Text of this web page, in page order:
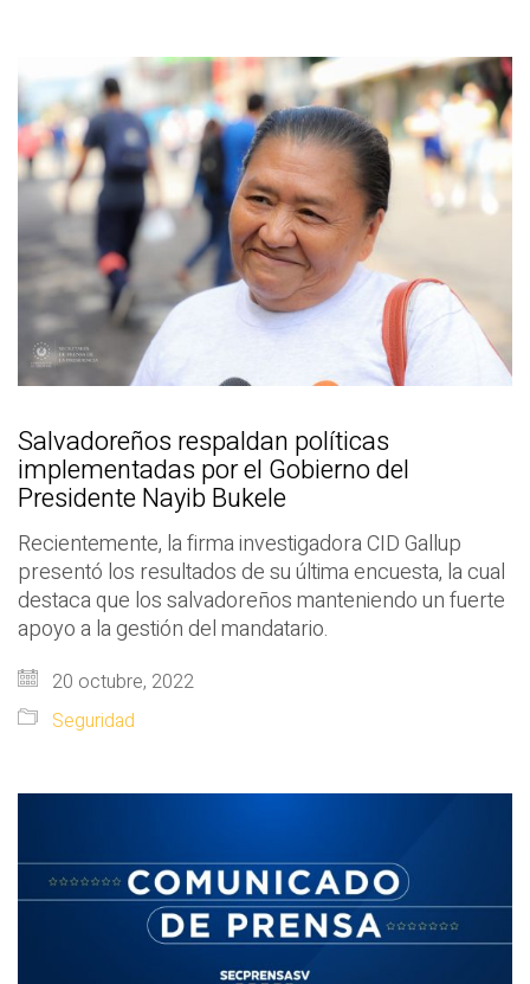
Salvadoreños respaldan políticas
implementadas por el Gobierno del
Presidente Nayib Bukele
Recientemente, la firma investigadora CID Gallup
presentó los resultados de su última encuesta, la cual
destaca que los salvadoreños manteniendo un fuerte
apoyo a la gestión del mandatario.
20 octubre, 2022
Seguridad